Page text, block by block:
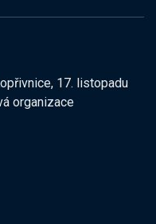
17. listopadu
organizace